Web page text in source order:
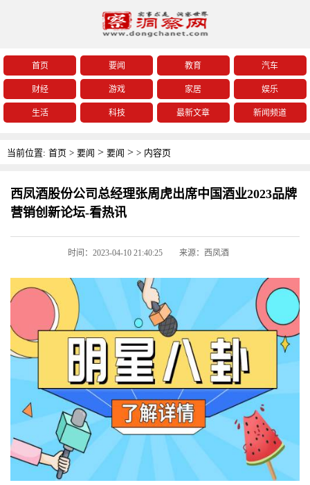
首页 要闻 教育 汽车
财经 游戏 家居 娱乐
生活 科技 最新文章 新闻频道
当前位置: 首页 > 要闻 > 要闻 > > 内容页
西凤酒股份公司总经理张周虎出席中国酒业2023品牌
营销创新论坛-看热讯
时间：2023-04-10 21:40:25 来源：西凤酒